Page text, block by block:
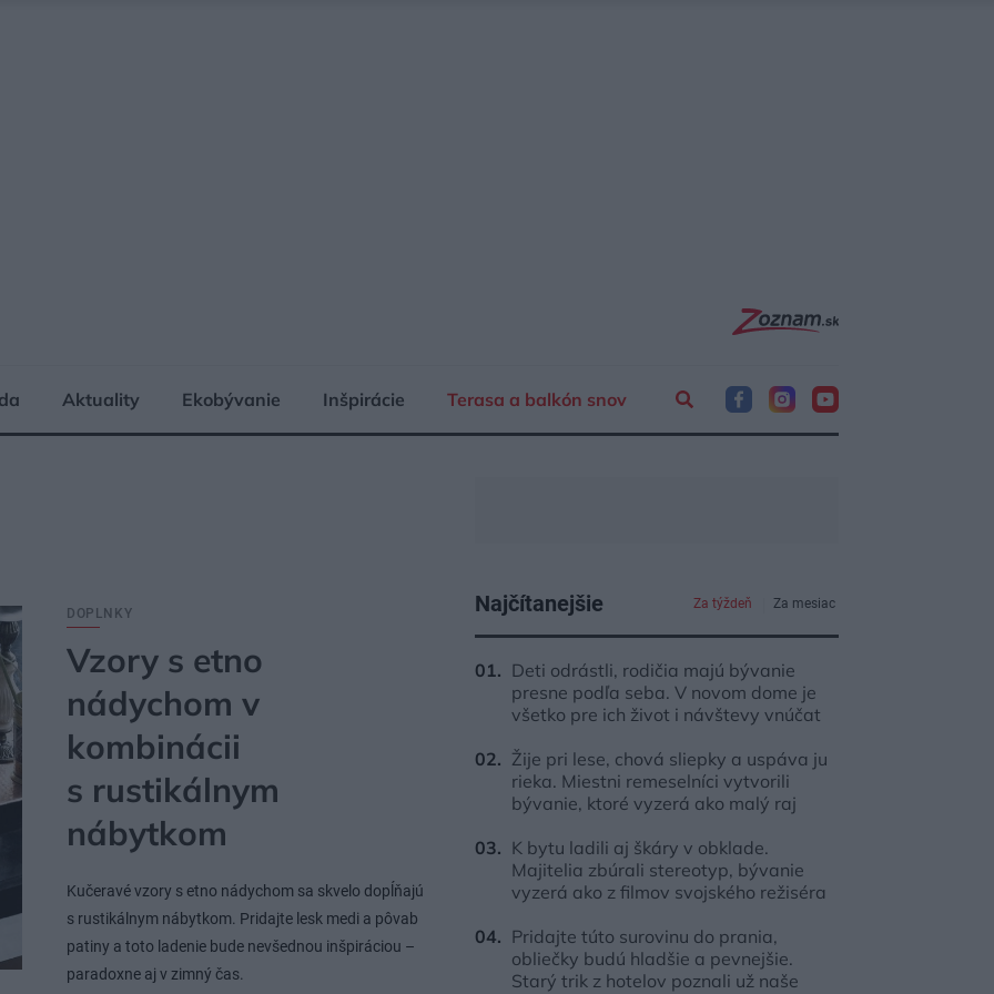
Aktuality Ekobývanie Inšpirácie Terasa a balkón snov
DOPLNKY
Vzory s etno
nádychom v
kombinácii
s rustikálnym
nábytkom
Kučeravé vzory s etno nádychom sa skvelo dopĺňajú
s rustikálnym nábytkom. Pridajte lesk medi a pôvab
patiny a toto ladenie bude nevšednou inšpiráciou –
paradoxne aj v zimný čas.
Najčítanejšie Za týždeň Za mesiac
Deti odrástli, rodičia majú bývanie
presne podľa seba. V novom dome je
všetko pre ich život i návštevy vnúčat
Žije pri lese, chová sliepky a uspáva ju
rieka. Miestni remeselníci vytvorili
bývanie, ktoré vyzerá ako malý raj
K bytu ladili aj škáry v obklade.
Majitelia zbúrali stereotyp, bývanie
vyzerá ako z filmov svojského režiséra
Pridajte túto surovinu do prania,
obliečky budú hladšie a pevnejšie.
Starý trik z hotelov poznali už naše